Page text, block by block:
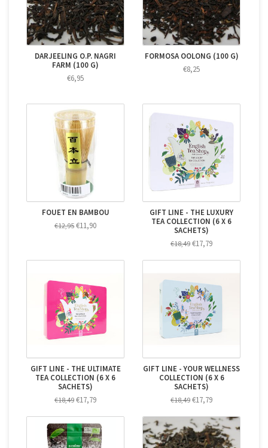
DARJEELING O.P. NAGRI
FARM (100 G)
€6,95
FORMOSA OOLONG (100 G)
€8,25
FOUET EN BAMBOU
€12,95 €11,90
GIFT LINE - THE LUXURY
TEA COLLECTION (6 X 6
SACHETS)
€18,49 €17,79
GIFT LINE - THE ULTIMATE
TEA COLLECTION (6 X 6
SACHETS)
€18,49 €17,79
GIFT LINE - YOUR WELLNESS
COLLECTION (6 X 6
SACHETS)
€18,49 €17,79